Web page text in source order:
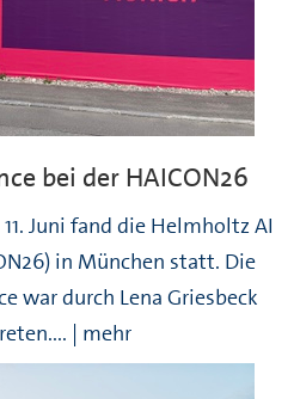
bei der HAICON26
Juni fand die Helmholtz AI
in München statt. Die
war durch Lena Griesbeck
| mehr